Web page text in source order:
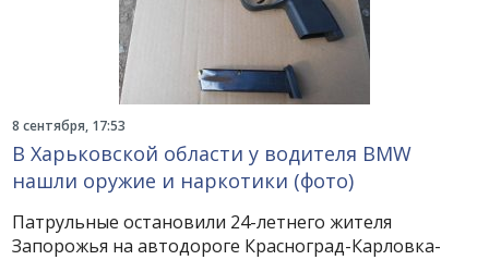
8 сентября, 17:53
В Харьковской области у водителя BMW
нашли оружие и наркотики (фото)
Патрульные остановили 24-летнего жителя
Запорожья на автодороге Красноград-Карловка-